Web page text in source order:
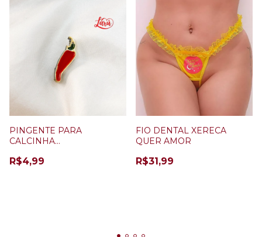
PINGENTE PARA
CALCINHA
PIMENTA
R$4,99
FIO DENTAL XERECA
QUER AMOR
R$31,99